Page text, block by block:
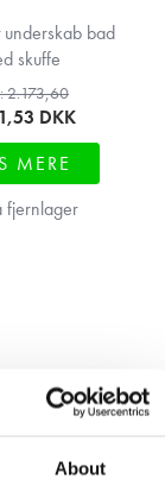
About
underskab bad
skuffe
2.173,60
DKK
MERE
fjernlager